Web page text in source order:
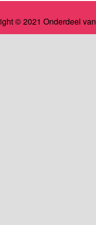
© 2021 Onderdeel van